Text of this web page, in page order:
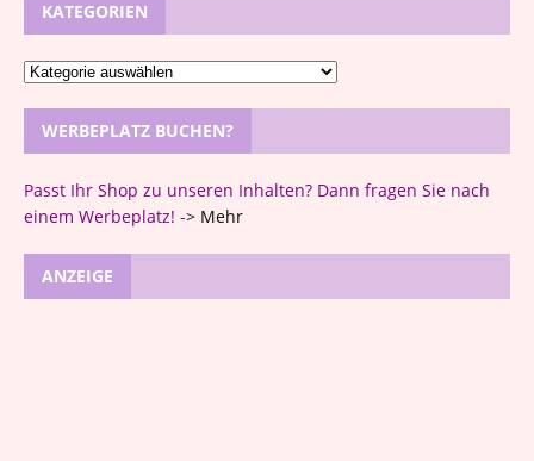
KATEGORIEN
WERBEPLATZ BUCHEN?
Passt Ihr Shop zu unseren Inhalten? Dann fragen Sie nach
einem Werbeplatz! -> Mehr
ANZEIGE